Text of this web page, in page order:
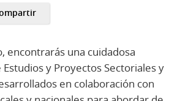
encontrarás una cuidadosa
y Proyectos Sectoriales y
en colaboración con